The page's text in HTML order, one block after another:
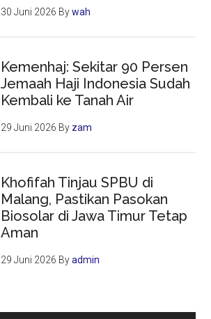
30 Juni 2026 Bywah
Kemenhaj: Sekitar 90 Persen
Jemaah Haji Indonesia Sudah
Kembali ke Tanah Air
29 Juni 2026 By zam
Khofifah Tinjau SPBU di
Malang, Pastikan Pasokan
Biosolar di Jawa Timur Tetap
Aman
29 Juni 2026 Byadmin